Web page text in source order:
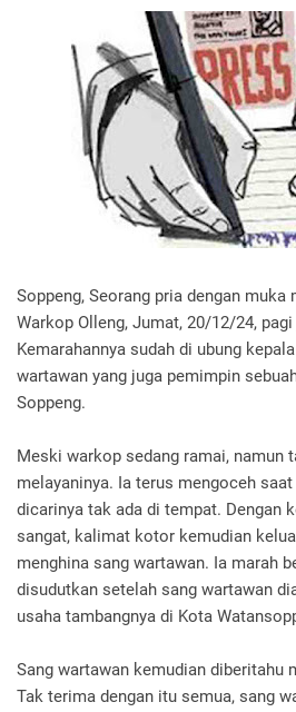
Soppeng, Seorang pria dengan muka
Warkop Olleng, Jumat, 20/12/24,
Kemarahannya sudah di ubung
wartawan yang juga pemimpin
Soppeng.
Meski warkop sedang ramai, namun
melayaninya. Ia terus mengoceh
dicarinya tak ada di tempat. Dengan
sangat, kalimat kotor kemudian
menghina sang wartawan. Ia marah
disudutkan setelah sang wartawan
usaha tambangnya di Kota
Sang wartawan kemudian diberitahu
Tak terima dengan itu semua, sang